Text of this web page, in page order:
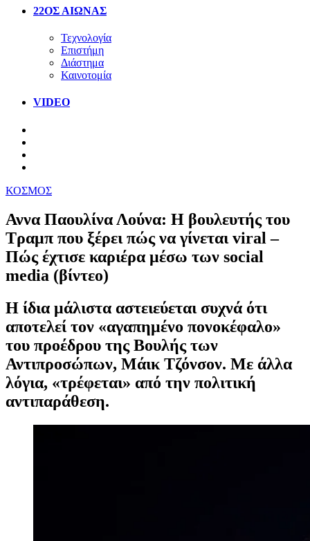
22ΟΣ ΑΙΩΝΑΣ
Τεχνολογία
Επιστήμη
Διάστημα
Καινοτομία
VIDEO
ΚΟΣΜΟΣ
Αννα Παουλίνα Λούνα: Η βουλευτής του
Τραμπ που ξέρει πώς να γίνεται viral –
Πώς έχτισε καριέρα μέσω των social
media (βίντεο)
Η ίδια μάλιστα αστειεύεται συχνά ότι
αποτελεί τον «αγαπημένο πονοκέφαλο»
του προέδρου της Βουλής των
Αντιπροσώπων, Μάικ Τζόνσον. Με άλλα
λόγια, «τρέφεται» από την πολιτική
αντιπαράθεση.